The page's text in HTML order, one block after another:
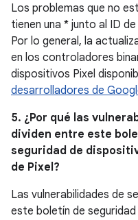
Los problemas que no
tienen una * junto al ID
Por lo general, la
en los controladores
dispositivos Pixel
desarrolladores de
5. ¿Por qué las
dividen entre este
seguridad de
de Pixel?
Las vulnerabilidades de
este boletín de